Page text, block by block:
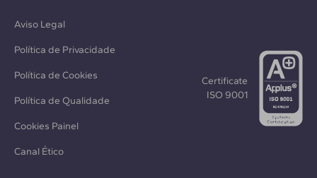
Aviso Legal
Política de Privacidade
Política de Cookies
Política de Qualidade
Cookies Painel
Canal Ético
Certificate
ISO 9001